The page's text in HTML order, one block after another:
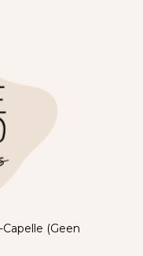
(Geen